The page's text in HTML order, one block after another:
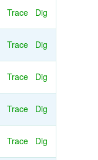
Trace Dig
Trace Dig
Trace Dig
Trace Dig
Trace Dig